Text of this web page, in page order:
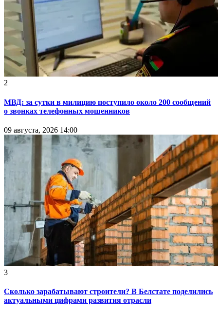
2
МВД: за сутки в милицию поступило около 200 сообщений
о звонках телефонных мошенников
09 августа, 2026 14:00
3
Сколько зарабатывают строители? В Белстате поделились
актуальными цифрами развития отрасли